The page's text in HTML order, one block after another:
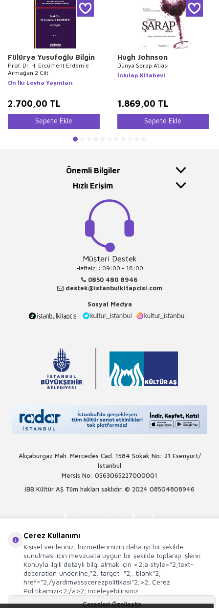
Fülürya Yusufoğlu Bilgin
Prof. Dr. H. Ercüment Erdem`e
Armağan 2 Cilt
On İki Levha Yayınları
2.700,00 TL
Sepete Ekle
Hugh Johnson
Dünya Şarap Atlası
İnkılap Kitabevi
1.869,00 TL
Sepete Ekle
Önemli Bilgiler
Hızlı Erişim
Müşteri Destek
Haftaiçi : 09:00 - 18:00
0850 480 8946
destek@istanbulkitapcisi.com
Sosyal Medya
Akçaburgaz Mah. Mercedes Cad. 1584 Sokak No: 21 Esenyurt/
İstanbul
Mersis No: 0563065227000001
İBB Kültür AŞ Tüm hakları saklıdır. © 2024 08504808946
Çerez Kullanımı
Kişisel verileriniz, hizmetlerimizin daha iyi bir şekilde
sunulması için mevzuata uygun bir şekilde toplanıp işlenir.
Konuyla ilgili detaylı bilgi almak için <2;a style="2;text-
decoration:underline;"2; target="2;_blank"2;
href="2;/yardim#ssscerezpolitikasi"2;>2; Çerez
Politikamızı<2;/a>2; inceleyebilirsiniz.
Çerezleri Özelleştir